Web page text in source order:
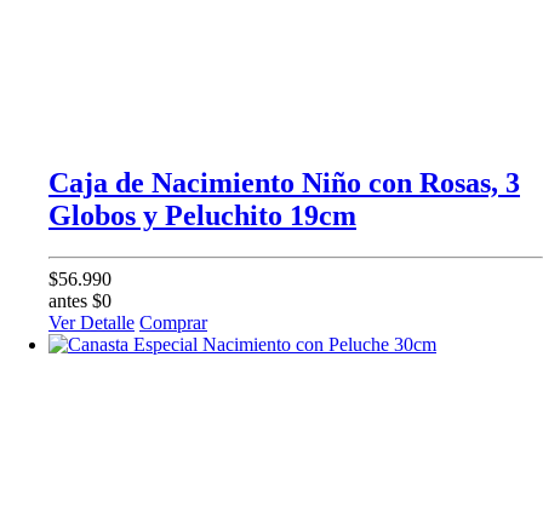
Caja de Nacimiento Niño con Rosas, 3
Globos y Peluchito 19cm
$56.990
antes $0
Ver Detalle Comprar